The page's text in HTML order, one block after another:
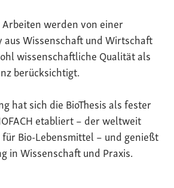
werden von einer
aus Wissenschaft und Wirtschaft
wissenschaftliche Qualität als
berücksichtigt.
hat sich die BioThesis als fester
etabliert – der weltweit
Bio-Lebensmittel – und genießt
in Wissenschaft und Praxis.